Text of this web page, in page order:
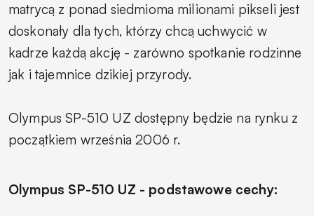
matrycą z ponad siedmioma milionami pikseli jest
doskonały dla tych, którzy chcą uchwycić w
kadrze każdą akcję - zarówno spotkanie rodzinne
jak i tajemnice dzikiej przyrody.
Olympus SP-510 UZ dostępny będzie na rynku z
początkiem września 2006 r.
Olympus SP-510 UZ - podstawowe cechy: